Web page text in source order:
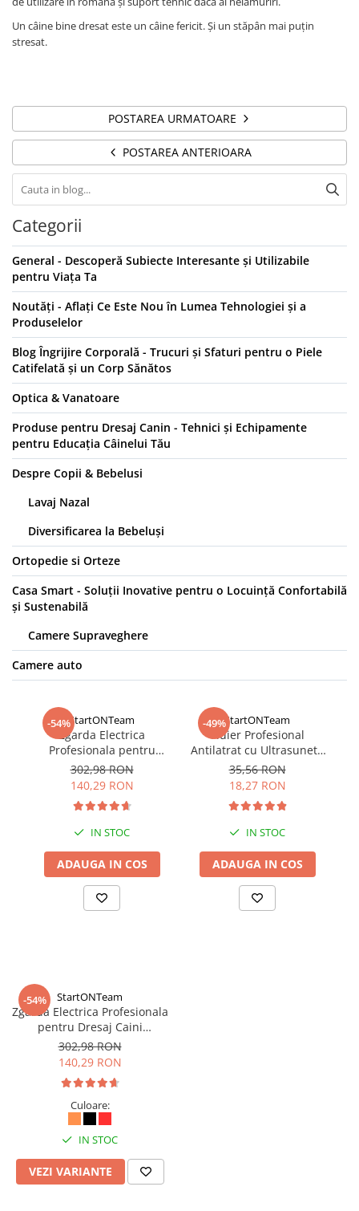
Un câine bine dresat este un câine fericit. Și un stăpân mai puțin
stresat.
POSTAREA URMATOARE
POSTAREA ANTERIOARA
Categorii
General - Descoperă Subiecte Interesante și Utilizabile
pentru Viața Ta
Noutăți - Aflați Ce Este Nou în Lumea Tehnologiei și a
Produselelor
Blog Îngrijire Corporală - Trucuri și Sfaturi pentru o Piele
Catifelată și un Corp Sănătos
Optica & Vanatoare
Produse pentru Dresaj Canin - Tehnici și Echipamente
pentru Educația Câinelui Tău
Despre Copii & Bebelusi
Lavaj Nazal
Diversificarea la Bebeluși
Ortopedie si Orteze
Casa Smart - Soluții Inovative pentru o Locuință Confortabilă
și Sustenabilă
Camere Supraveghere
Camere auto
-54%StartONTeam
Zgarda Electrica
Profesionala pentru
Dresaj Caini Vanatoare,
Antilatrat, cu
Telecomanda, Multicolora
302,98 RON
140,29 RON
IN STOC
ADAUGA IN COS
-49%StartONTeam
Fluier Profesional
Antilatrat cu Ultrasunete
pentru Dresaj, Indepartat
sau Alungat Caini
Agresivi
35,56 RON
18,27 RON
IN STOC
ADAUGA IN COS
-54% StartONTeam
Zgarda Electrica Profesionala
pentru Dresaj Caini
Vanatoare, Antilatrat, cu
Telecomanda, Multicolora
302,98 RON
140,29 RON
Culoare:
IN STOC
VEZI VARIANTE